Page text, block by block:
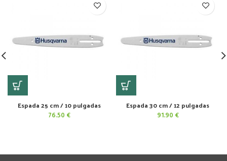
Espada 25 cm / 10 pulgadas
76.50 €
Espada 30 cm / 12 pulgadas
91.90 €